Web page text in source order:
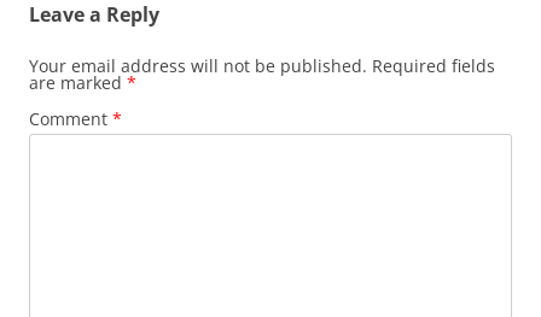
Leave a Reply
Your email address will not be published. Required fields
are marked *
Comment *